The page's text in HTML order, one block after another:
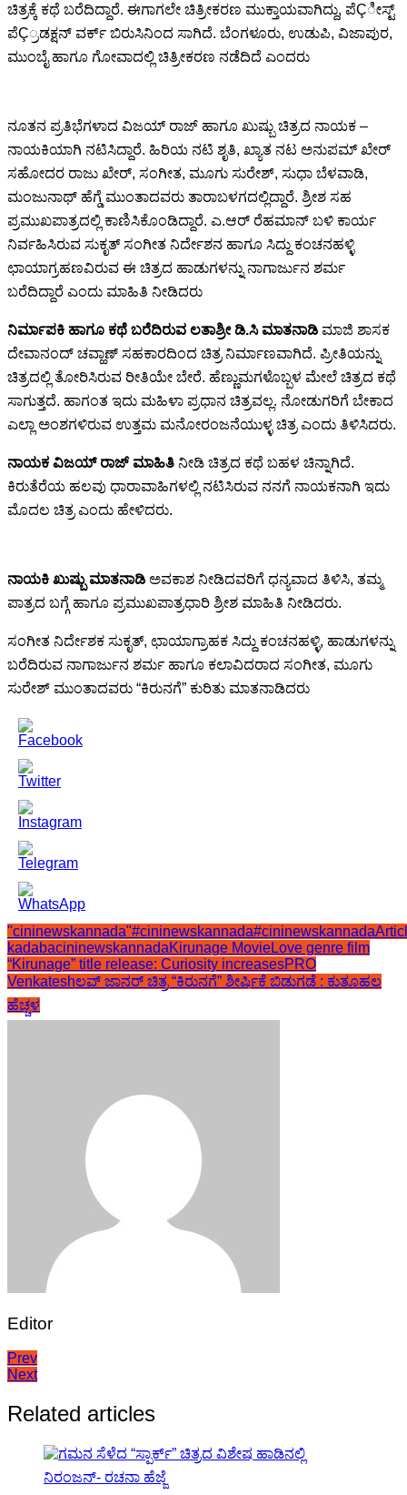
ಚಿತ್ರಕ್ಕೆ ಕಥೆ ಬರೆದಿದ್ದಾರೆ. ಈಗಾಗಲೇ ಚಿತ್ರೀಕರಣ ಮುಕ್ತಾಯವಾಗಿದ್ದು, ಪೆÇೀಸ್ಟ್
ಪೆÇ್ರಡಕ್ಷನ್ ವರ್ಕ್ ಬಿರುಸಿನಿಂದ ಸಾಗಿದೆ. ಬೆಂಗಳೂರು, ಉಡುಪಿ, ವಿಜಾಪುರ,
ಮುಂಬೈ ಹಾಗೂ ಗೋವಾದಲ್ಲಿ ಚಿತ್ರೀಕರಣ ನಡೆದಿದೆ ಎಂದರು
ನೂತನ ಪ್ರತಿಭೆಗಳಾದ ವಿಜಯ್ ರಾಜ್ ಹಾಗೂ ಖುಷ್ಬು ಚಿತ್ರದ ನಾಯಕ –
ನಾಯಕಿಯಾಗಿ ನಟಿಸಿದ್ದಾರೆ. ಹಿರಿಯ ನಟಿ ಶೃತಿ, ಖ್ಯಾತ ನಟ ಅನುಪಮ್ ಖೇರ್
ಸಹೋದರ ರಾಜು ಖೇರ್, ಸಂಗೀತ, ಮೂಗು ಸುರೇಶ್, ಸುಧಾ ಬೆಳವಾಡಿ,
ಮಂಜುನಾಥ್ ಹೆಗ್ಡೆ ಮುಂತಾದವರು ತಾರಾಬಳಗದಲ್ಲಿದ್ದಾರೆ. ಶ್ರೀಶ ಸಹ
ಪ್ರಮುಖಪಾತ್ರದಲ್ಲಿ ಕಾಣಿಸಿಕೊಂಡಿದ್ದಾರೆ. ಎ.ಆರ್ ರೆಹಮಾನ್ ಬಳಿ ಕಾರ್ಯ
ನಿರ್ವಹಿಸಿರುವ ಸುಕೃತ್ ಸಂಗೀತ ನಿರ್ದೇಶನ ಹಾಗೂ ಸಿದ್ದು ಕಂಚನಹಳ್ಳಿ
ಛಾಯಾಗ್ರಹಣವಿರುವ ಈ ಚಿತ್ರದ ಹಾಡುಗಳನ್ನು ನಾಗಾರ್ಜುನ ಶರ್ಮ
ಬರೆದಿದ್ದಾರೆ ಎಂದು ಮಾಹಿತಿ ನೀಡಿದರು
ನಿರ್ಮಾಪಕಿ ಹಾಗೂ ಕಥೆ ಬರೆದಿರುವ ಲತಾಶ್ರೀ ಡಿ.ಸಿ ಮಾತನಾಡಿ ಮಾಜಿ ಶಾಸಕ
ದೇವಾನಂದ್ ಚವ್ಹಾಣ್ ಸಹಕಾರದಿಂದ ಚಿತ್ರ ನಿರ್ಮಾಣವಾಗಿದೆ. ಪ್ರೀತಿಯನ್ನು
ಚಿತ್ರದಲ್ಲಿ ತೋರಿಸಿರುವ ರೀತಿಯೇ ಬೇರೆ. ಹೆಣ್ಣುಮಗಳೊಬ್ಬಳ ಮೇಲೆ ಚಿತ್ರದ ಕಥೆ
ಸಾಗುತ್ತದೆ. ಹಾಗಂತ ಇದು ಮಹಿಳಾ ಪ್ರಧಾನ ಚಿತ್ರವಲ್ಲ. ನೋಡುಗರಿಗೆ ಬೇಕಾದ
ಎಲ್ಲಾ ಅಂಶಗಳಿರುವ ಉತ್ತಮ ಮನೋರಂಜನೆಯುಳ್ಳ ಚಿತ್ರ ಎಂದು ತಿಳಿಸಿದರು.
ನಾಯಕ ವಿಜಯ್ ರಾಜ್ ಮಾಹಿತಿ ನೀಡಿ ಚಿತ್ರದ ಕಥೆ ಬಹಳ ಚಿನ್ನಾಗಿದೆ.
ಕಿರುತೆರೆಯ ಹಲವು ಧಾರಾವಾಹಿಗಳಲ್ಲಿ ನಟಿಸಿರುವ ನನಗೆ ನಾಯಕನಾಗಿ ಇದು
ಮೊದಲ ಚಿತ್ರ ಎಂದು ಹೇಳಿದರು.
ನಾಯಕಿ ಖುಷ್ಬು ಮಾತನಾಡಿ ಅವಕಾಶ ನೀಡಿದವರಿಗೆ ಧನ್ಯವಾದ ತಿಳಿಸಿ, ತಮ್ಮ
ಪಾತ್ರದ ಬಗ್ಗೆ ಹಾಗೂ ಪ್ರಮುಖಪಾತ್ರಧಾರಿ ಶ್ರೀಶ ಮಾಹಿತಿ ನೀಡಿದರು.
ಸಂಗೀತ ನಿರ್ದೇಶಕ ಸುಕೃತ್, ಛಾಯಾಗ್ರಾಹಕ ಸಿದ್ದು ಕಂಚನಹಳ್ಳಿ, ಹಾಡುಗಳನ್ನು
ಬರೆದಿರುವ ನಾಗಾರ್ಜುನ ಶರ್ಮ ಹಾಗೂ ಕಲಾವಿದರಾದ ಸಂಗೀತ, ಮೂಗು
ಸುರೇಶ್ ಮುಂತಾದವರು “ಕಿರುನಗೆ” ಕುರಿತು ಮಾತನಾಡಿದರು
"cininewskannada"#cininewskannada
kadabacininewskannadaKirunage MovieLove genre film
“Kirunage” title release: Curiosity increasesPRO
Venkateshಲವ್ ಜಾನರ್ ಚಿತ್ರ “ಕಿರುನಗೆ” ಶೀರ್ಷಿಕೆ ಬಿಡುಗಡೆ : ಕುತೂಹಲ
ಹೆಚ್ಚಳ
Editor
Post
navigation
Prev
Next
Related articles